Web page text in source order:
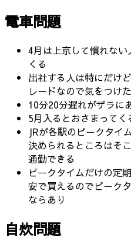
電車問題
4月は上京して慣れな
くる
出社する人は特にだけ
レードなので気をつけ
10分20分遅れがザラに
5月入るとおさまってく
JRが各駅のピークタイ
決められるところはそ
通勤できる
ピークタイムだけの定
安で買えるのでピーク
ならあり
自炊問題